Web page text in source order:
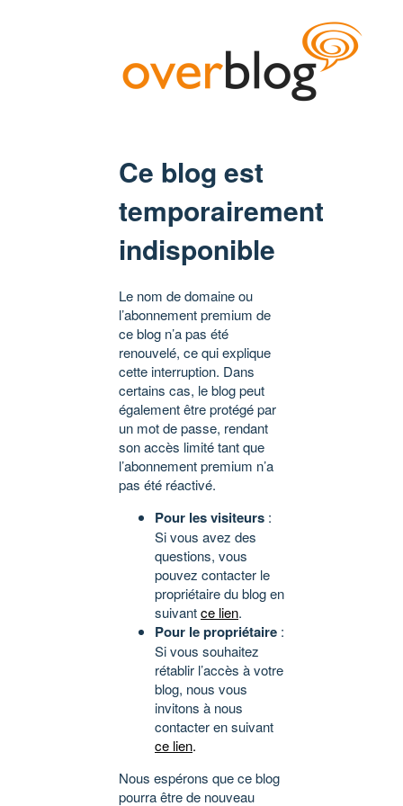
Ce blog est
temporairement
indisponible
Le nom de domaine ou
l’abonnement premium de
ce blog n’a pas été
renouvelé, ce qui explique
cette interruption. Dans
certains cas, le blog peut
également être protégé par
un mot de passe, rendant
son accès limité tant que
l’abonnement premium n’a
pas été réactivé.
Pour les visiteurs :
Si vous avez des
questions, vous
pouvez contacter le
propriétaire du blog en
suivantce lien.
Pour le propriétaire :
Si vous souhaitez
rétablir l’accès à votre
blog, nous vous
invitons à nous
contacter en suivant
ce lien.
Nous espérons que ce blog
pourra être de nouveau